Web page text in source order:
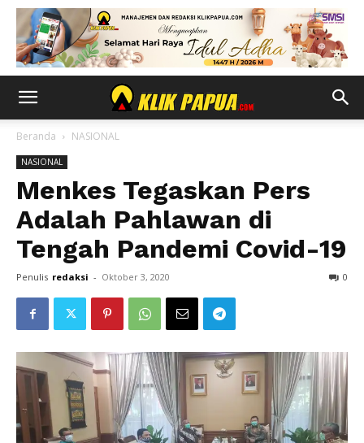
Beranda NASIONAL
NASIONAL
Menkes Tegaskan Pers
Adalah Pahlawan di
Tengah Pandemi Covid-19
Penulis redaksi - Oktober 3, 2020 0